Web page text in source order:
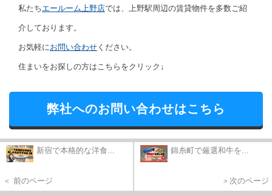
私たちエールーム上野店では、上野駅周辺の賃貸物件を多数ご紹
介しております。
お気軽にお問い合わせ ください。
住まいをお探しの方はこちらをクリック↓
弊社へのお問い合わせはこちら
新宿で本格的な洋食...
＜ 前のページ
錦糸町で厳選和牛を...
＞次のページ